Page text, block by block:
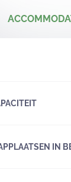
IN